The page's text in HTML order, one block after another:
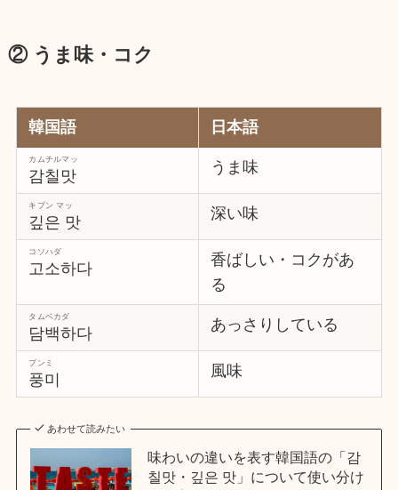
② うま味・コク
韓国語 日本語
감칠맛
カムチルマッ うま味
깊은 맛
キプン マッ 深い味
고소하다
コソハダ
香ばしい・コクがあ
る
담백하다
タムベカダ あっさりしている
풍미
プンミ 風味
あわせて読みたい
味わいの違いを表す韓国語の「감
칠맛・깊은 맛」について使い分け